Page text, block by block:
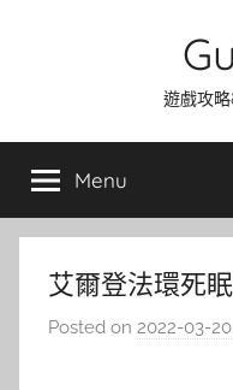
遊戲攻
Menu
艾爾登法環死
Posted on 2022-03-20